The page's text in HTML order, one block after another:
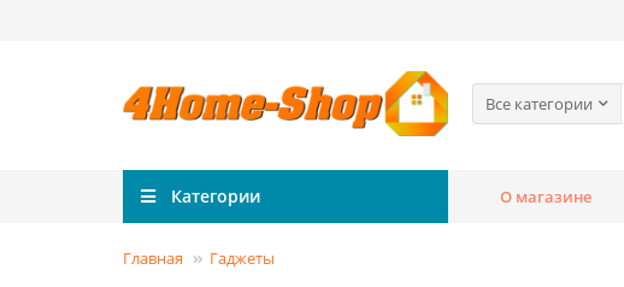
Все категории
Категории О магазине
Главная Гаджеты